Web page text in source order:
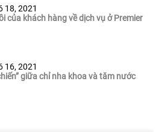
18, 2021
của khách hàng về dịch vụ ở Premier
16, 2021
giữa chỉ nha khoa và tăm nước